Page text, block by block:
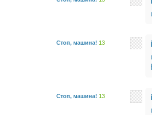
Стоп, машина! 13
Стоп, машина! 13